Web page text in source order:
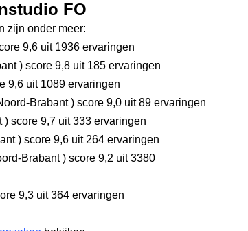
FO
zijn onder meer:
9,6 uit 1936 ervaringen
) score 9,8 uit 185 ervaringen
9,6 uit 1089 ervaringen
Brabant) score 9,0 uit 89 ervaringen
) score 9,7 uit 333 ervaringen
) score 9,6 uit 264 ervaringen
Brabant) score 9,2 uit 3380
9,3 uit 364 ervaringen